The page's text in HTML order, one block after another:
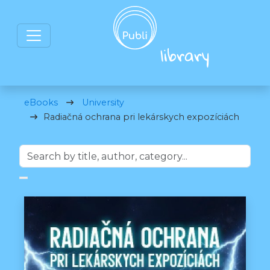
eBooks
University
Radiačná ochrana pri lekárskych expozíciách